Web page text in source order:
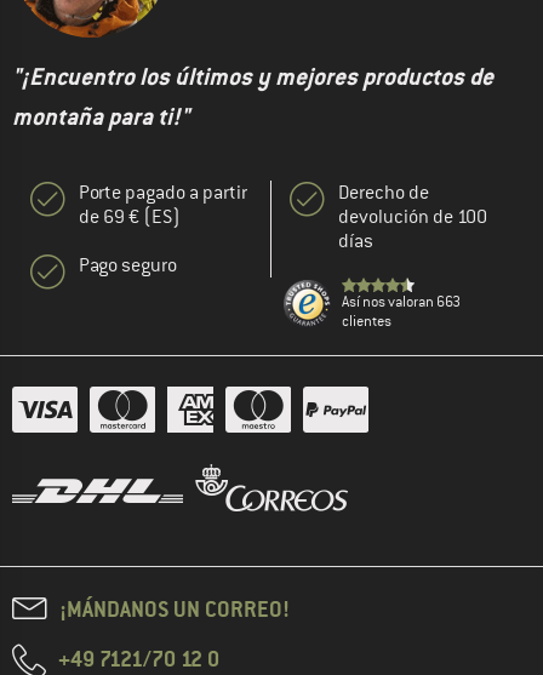
"¡Encuentro los últimos y mejores productos de
montaña para ti!"
Porte pagado a partir
de 69 € (ES)
Pago seguro
Derecho de
devolución de 100
días
Así nos valoran 663
clientes
¡MÁNDANOS UN CORREO!
+49 7121/70 12 0